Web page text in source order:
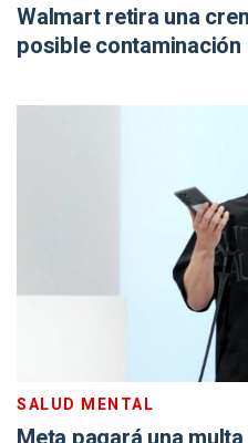
Walmart retira una
posible
SALUD MENTAL